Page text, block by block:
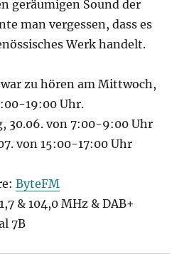
geräumigen Sound der
man vergessen, dass es
Werk handelt.
war zu hören am Mittwoch,
19:00 Uhr.
30.06. von 7:00-9:00 Uhr
von 15:00-17:00 Uhr
ByteFM
& 104,0 MHz & DAB+
7B